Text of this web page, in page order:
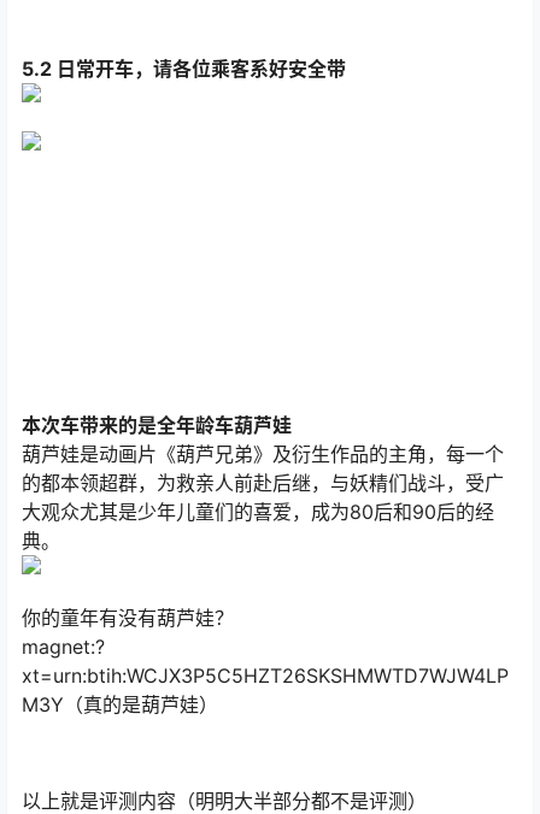
5.2 日常开车，请各位乘客系好安全带
本次车带来的是全年龄车葫芦娃
葫芦娃是动画片《葫芦兄弟》及衍生作品的主角，每一个
的都本领超群，为救亲人前赴后继，与妖精们战斗，受广
大观众尤其是少年儿童们的喜爱，成为80后和90后的经
典。
你的童年有没有葫芦娃？
magnet:?
xt=urn:btih:WCJX3P5C5HZT26SKSHMWTD7WJW4LP
M3Y（真的是葫芦娃）
以上就是评测内容（明明大半部分都不是评测）